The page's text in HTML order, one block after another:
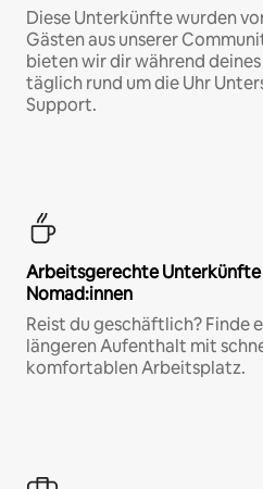
Diese Unterkünfte wurden
Gästen aus unserer
bieten wir dir während
täglich rund um die Uhr
Support.
Arbeitsgerechte
Nomad:innen
Reist du geschäftlich? Finde
längeren Aufenthalt mit
komfortablen Arbeitsplatz.